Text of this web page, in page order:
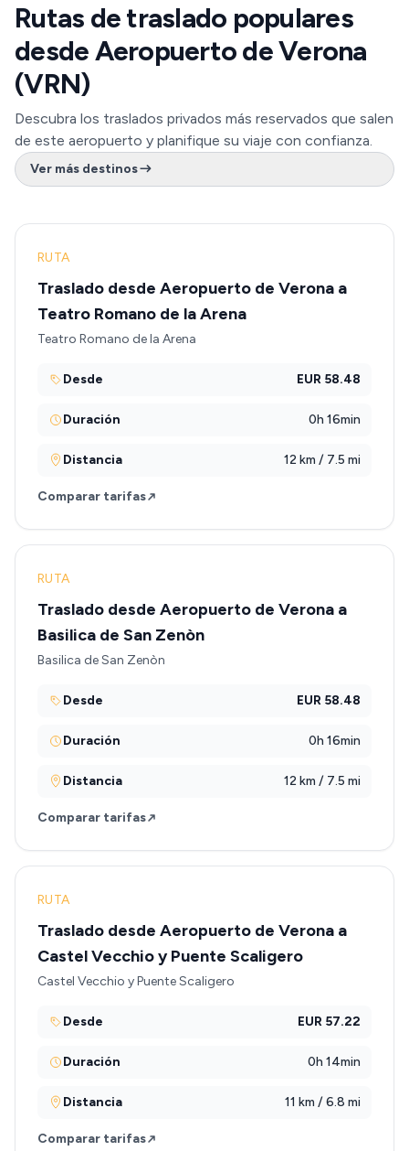
Rutas de traslado populares
desde Aeropuerto de Verona
(VRN)
Descubra los traslados privados más reservados que salen
de este aeropuerto y planifique su viaje con confianza.
Ver más destinos
RUTA
Traslado desde Aeropuerto de Verona a
Teatro Romano de la Arena
Teatro Romano de la Arena
Desde EUR 58.48
Duración 0h 16min
Distancia 12 km / 7.5 mi
Comparar tarifas
RUTA
Traslado desde Aeropuerto de Verona a
Basilica de San Zenòn
Basilica de San Zenòn
Desde EUR 58.48
Duración 0h 16min
Distancia 12 km / 7.5 mi
Comparar tarifas
RUTA
Traslado desde Aeropuerto de Verona a
Castel Vecchio y Puente Scaligero
Castel Vecchio y Puente Scaligero
Desde EUR 57.22
Duración 0h 14min
Distancia 11 km / 6.8 mi
Comparar tarifas